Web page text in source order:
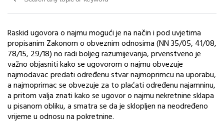
Raskid ugovora o najmu mogući je na način i pod uvjetima
propisanim Zakonom o obveznim odnosima (NN 35/05, 41/08,
78/15, 29/18) no radi boljeg razumijevanja, prvenstveno je
važno objasniti kako se ugovorom o najmu obvezuje
najmodavac predati određenu stvar najmoprimcu na uporabu,
a najmoprimac se obvezuje za to plaćati određenu najamninu,
a pritom valja znati kako se ugovor o najmu nekretnine sklapa
u pisanom obliku, a smatra se da je sklopljen na neodređeno
vrijeme u odnosu na pokretnine.